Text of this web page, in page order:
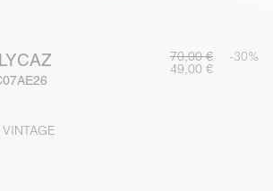
70,00 € -30%
49,00 €